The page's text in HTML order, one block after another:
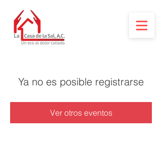
Ya no es posible registrarse
Ver otros eventos